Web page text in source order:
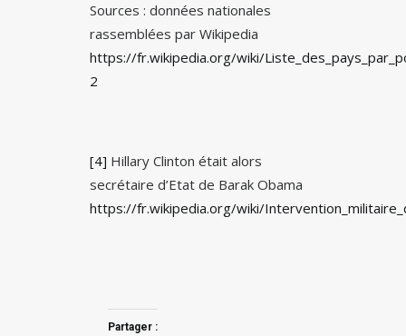
Sources : données nationales
rassemblées par Wikipedia
https://fr.wikipedia.org/wiki/
2
[4] Hillary Clinton était alors
secrétaire d’Etat de Barak Obama
https://fr.wikipedia.org/wiki/
Partager :